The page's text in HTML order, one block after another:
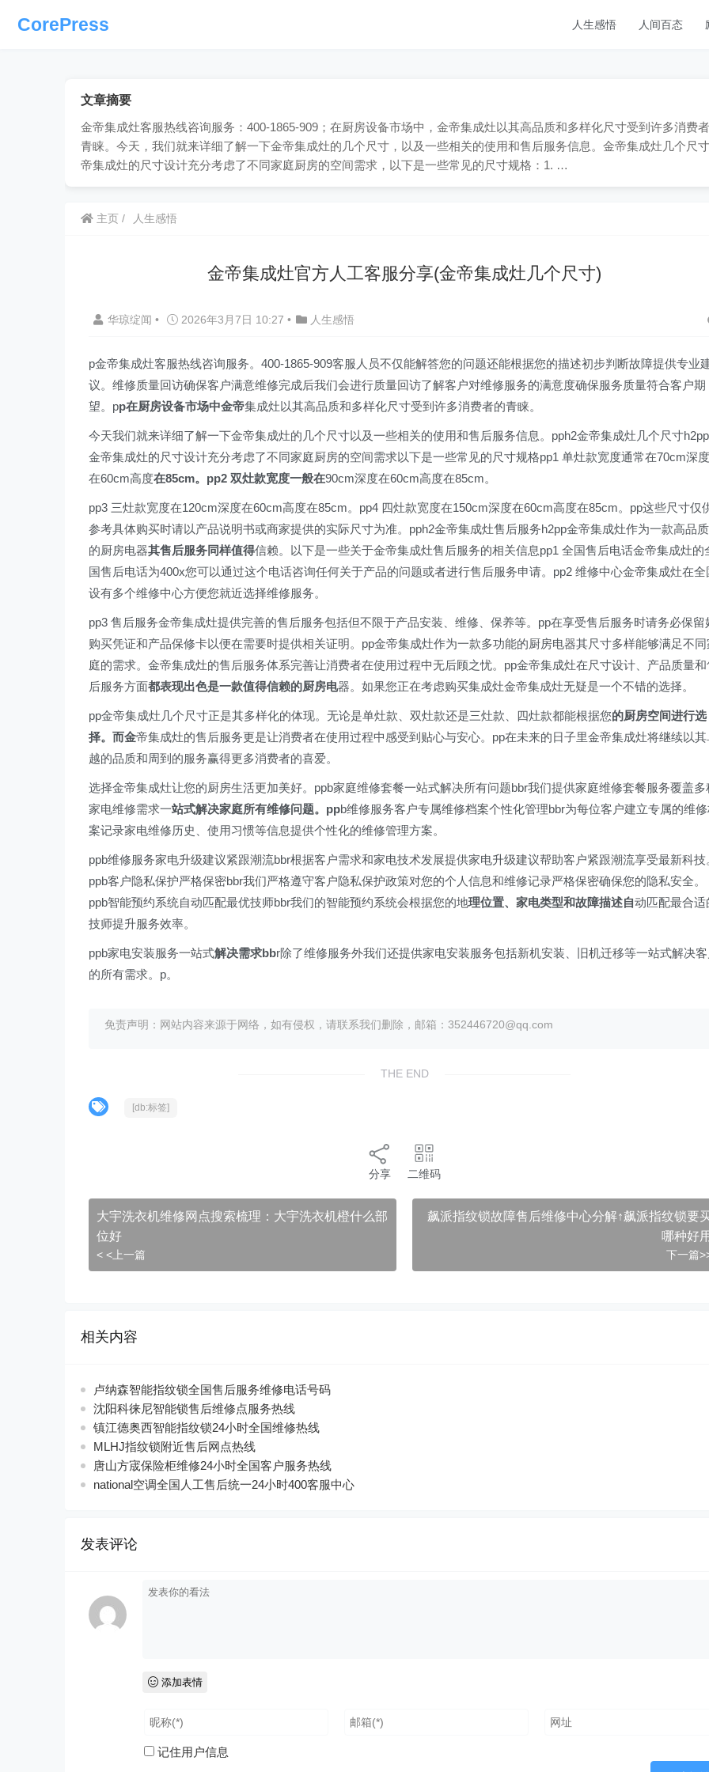
CorePress 人生感悟 人间百态
文章摘要
金帝集成灶客服热线咨询服务：400-1865-909；在厨房设备市场中，金帝集成灶以其高品质和多样化尺寸受到许多消费
青睐。今天，我们就来详细了解一下金帝集成灶的几个尺寸，以及一些相关的使用和售后服务信息。金帝集成灶几个尺
帝集成灶的尺寸设计充分考虑了不同家庭厨房的空间需求，以下是一些常见的尺寸规格：1. …
主页 人生感悟
金帝集成灶官方人工客服分享(金帝集成灶几个尺寸)
华琼绽闻 • 2026年3月7日 10:27 • 人生感悟
p金帝集成灶客服热线咨询服务。400-1865-909客服人员不仅能解答您的问题还能根据您的描述初步判断故障提供专业
议。维修质量回访确保客户满意维修完成后我们会进行质量回访了解客户对维修服务的满意度确保服务质量符合客户期
望。pp在厨房设备市场中金帝集成灶以其高品质和多样化尺寸受到许多消费者的青睐。
今天我们就来详细了解一下金帝集成灶的几个尺寸以及一些相关的使用和售后服务信息。pph2金帝集成灶几个尺寸h2pp
金帝集成灶的尺寸设计充分考虑了不同家庭厨房的空间需求以下是一些常见的尺寸规格pp1 单灶款宽度通常在70cm深度
在60cm高度在85cm。pp2 双灶款宽度一般在90cm深度在60cm高度在85cm。
pp3 三灶款宽度在120cm深度在60cm高度在85cm。pp4 四灶款宽度在150cm深度在60cm高度在85cm。pp这些尺寸仅
参考具体购买时请以产品说明书或商家提供的实际尺寸为准。pph2金帝集成灶售后服务h2pp金帝集成灶作为一款高品质
的厨房电器其售后服务同样值得信赖。以下是一些关于金帝集成灶售后服务的相关信息pp1 全国售后电话金帝集成灶的
国售后电话为400x您可以通过这个电话咨询任何关于产品的问题或者进行售后服务申请。pp2 维修中心金帝集成灶在全
设有多个维修中心方便您就近选择维修服务。
pp3 售后服务金帝集成灶提供完善的售后服务包括但不限于产品安装、维修、保养等。pp在享受售后服务时请务必保留
购买凭证和产品保修卡以便在需要时提供相关证明。pp金帝集成灶作为一款多功能的厨房电器其尺寸多样能够满足不同
庭的需求。金帝集成灶的售后服务体系完善让消费者在使用过程中无后顾之忧。pp金帝集成灶在尺寸设计、产品质量和
后服务方面都表现出色是一款值得信赖的厨房电器。如果您正在考虑购买集成灶金帝集成灶无疑是一个不错的选择。
pp金帝集成灶几个尺寸正是其多样化的体现。无论是单灶款、双灶款还是三灶款、四灶款都能根据您的厨房空间进行选
择。而金帝集成灶的售后服务更是让消费者在使用过程中感受到贴心与安心。pp在未来的日子里金帝集成灶将继续以其
越的品质和周到的服务赢得更多消费者的喜爱。
选择金帝集成灶让您的厨房生活更加美好。ppb家庭维修套餐一站式解决所有问题bbr我们提供家庭维修套餐服务覆盖多
家电维修需求一站式解决家庭所有维修问题。ppb维修服务客户专属维修档案个性化管理bbr为每位客户建立专属的维修
案记录家电维修历史、使用习惯等信息提供个性化的维修管理方案。
ppb维修服务家电升级建议紧跟潮流bbr根据客户需求和家电技术发展提供家电升级建议帮助客户紧跟潮流享受最新科技
ppb客户隐私保护严格保密bbr我们严格遵守客户隐私保护政策对您的个人信息和维修记录严格保密确保您的隐私安全。
ppb智能预约系统自动匹配最优技师bbr我们的智能预约系统会根据您的地理位置、家电类型和故障描述自动匹配最合适
技师提升服务效率。
ppb家电安装服务一站式解决需求bbr除了维修服务外我们还提供家电安装服务包括新机安装、旧机迁移等一站式解决客
的所有需求。p。
免责声明：网站内容来源于网络，如有侵权，请联系我们删除，邮箱：352446720@qq.com
THE END
[db:标签]
分享 二维码
大宇洗衣机维修网点搜索梳理：大宇洗衣机橙什么部
位好
< <上一篇
飙派指纹锁故障售后维修中心分解↑飙派指纹锁要
哪种好用
下一篇
相关内容
卢纳森智能指纹锁全国售后服务维修电话号码
沈阳科徕尼智能锁售后维修点服务热线
镇江德奥西智能指纹锁24小时全国维修热线
MLHJ指纹锁附近售后网点热线
唐山方宬保险柜维修24小时全国客户服务热线
national空调全国人工售后统一24小时400客服中心
发表评论
添加表情
记住用户信息